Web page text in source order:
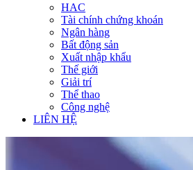
HAC
Tài chính chứng khoán
Ngân hàng
Bất động sản
Xuất nhập khẩu
Thế giới
Giải trí
Thể thao
Công nghệ
LIÊN HỆ